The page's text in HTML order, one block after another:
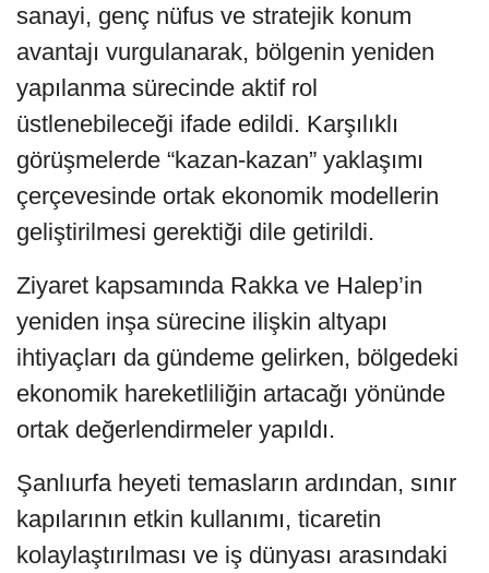
sanayi, genç nüfus ve stratejik konum
avantajı vurgulanarak, bölgenin yeniden
yapılanma sürecinde aktif rol
üstlenebileceği ifade edildi. Karşılıklı
görüşmelerde “kazan-kazan” yaklaşımı
çerçevesinde ortak ekonomik modellerin
geliştirilmesi gerektiği dile getirildi.
Ziyaret kapsamında Rakka ve Halep’in
yeniden inşa sürecine ilişkin altyapı
ihtiyaçları da gündeme gelirken, bölgedeki
ekonomik hareketliliğin artacağı yönünde
ortak değerlendirmeler yapıldı.
Şanlıurfa heyeti temasların ardından, sınır
kapılarının etkin kullanımı, ticaretin
kolaylaştırılması ve iş dünyası arasındaki